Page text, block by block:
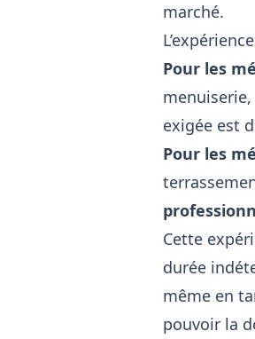
marché.
Pour les
exigée est
Pour les
Cette
durée
même en
pouvoir la